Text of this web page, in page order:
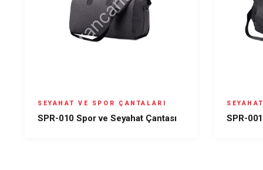
SEYAHAT VE SPOR ÇANTALARI
SPR-010 Spor ve Seyahat Çantası SPR-